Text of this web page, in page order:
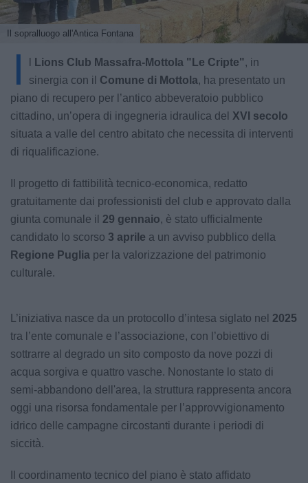
Il sopralluogo all'Antica Fontana
I Lions Club Massafra-Mottola "Le Cripte", in
sinergia con il Comune di Mottola, ha presentato un
piano di recupero per l’antico abbeveratoio pubblico
cittadino, un’opera di ingegneria idraulica del XVI secolo
situata a valle del centro abitato che necessita di interventi
di riqualificazione.
Il progetto di fattibilità tecnico-economica, redatto
gratuitamente dai professionisti del club e approvato dalla
giunta comunale il 29 gennaio, è stato ufficialmente
candidato lo scorso 3 aprile a un avviso pubblico della
Regione Puglia per la valorizzazione del patrimonio
culturale.
L’iniziativa nasce da un protocollo d’intesa siglato nel 2025
tra l’ente comunale e l’associazione, con l’obiettivo di
sottrarre al degrado un sito composto da nove pozzi di
acqua sorgiva e quattro vasche. Nonostante lo stato di
semi-abbandono dell'area, la struttura rappresenta ancora
oggi una risorsa fondamentale per l’approvvigionamento
idrico delle campagne circostanti durante i periodi di
siccità.
Il coordinamento tecnico del piano è stato affidato